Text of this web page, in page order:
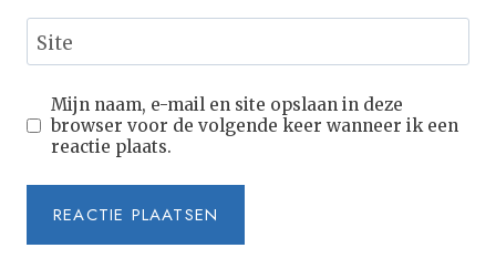
Site
Mijn naam, e-mail en site opslaan in deze
browser voor de volgende keer wanneer ik een
reactie plaats.